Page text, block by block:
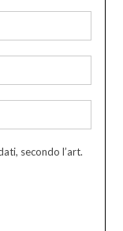
secondo l’art.